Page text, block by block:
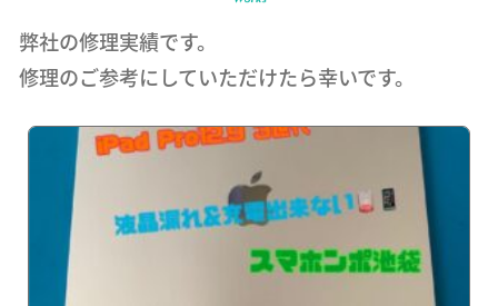
弊社の修理実績です。
修理のご参考にしていただけたら幸いです。